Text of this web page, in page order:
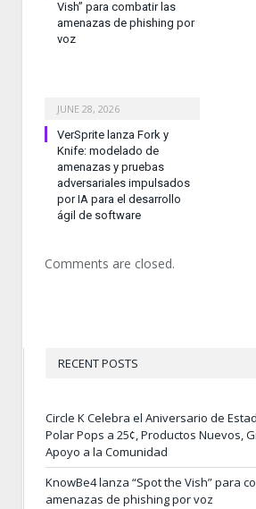
Vish” para combatir las
amenazas de phishing por
voz
JUNE 28, 2026
VerSprite lanza Fork y
Knife: modelado de
amenazas y pruebas
adversariales impulsados
por IA para el desarrollo
ágil de software
Comments are closed.
RECENT POSTS
Circle K Celebra el Aniversario de
Polar Pops a 25¢, Productos Nuevos,
Apoyo a la Comunidad
KnowBe4 lanza “Spot the Vish” para
amenazas de phishing por voz